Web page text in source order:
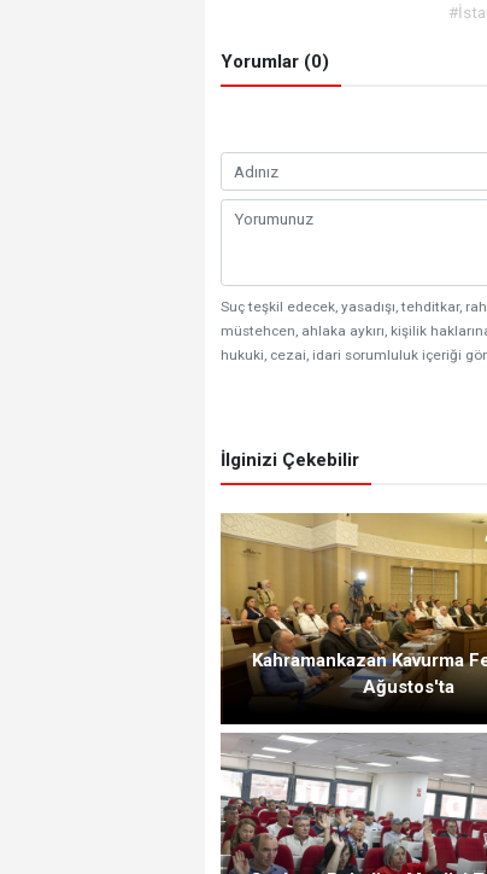
Yorumlar (0)
Suç teşkil edecek, yasadışı, tehditkar,
müstehcen, ahlaka aykırı, kişilik
hukuki, cezai, idari sorumluluk içeriği
İlginizi Çekebilir
Kahramankazan Kavurma
Ağustos'ta